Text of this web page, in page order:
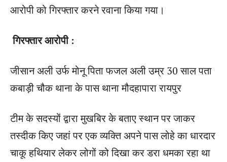
आरोपी को गिरफ्तार करने रवाना किया गया।
गिरफ्तार आरोपी :
जीसान अली उर्फ मोनू पिता फजल अली उम्र 30 साल पता
कबाड़ी चौक थाना के पास थाना मौदहापारा रायपुर
टीम के सदस्यों द्वारा मुखबिर के बताए स्थान पर जाकर
तस्दीक किए जहां पर एक व्यक्ति अपने पास लोहे का धारदार
चाकू हथियार लेकर लोगों को दिखा कर डरा धमका रहा था